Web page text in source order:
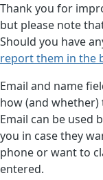
Thank you for
but please note
Should you have
report them in the
Email and name
how (and
Email can be used
you in case they
phone or want to
entered.